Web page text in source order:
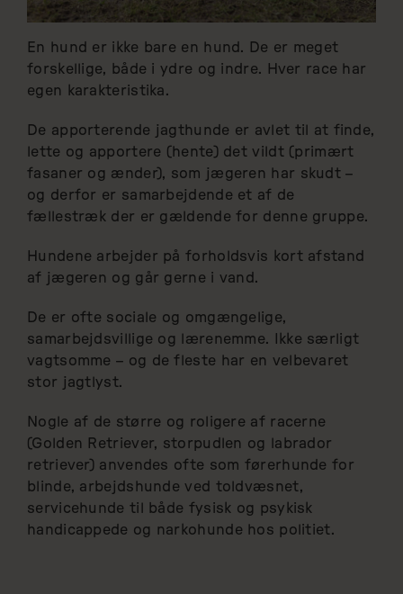
En hund er ikke bare en hund. De er meget
forskellige, både i ydre og indre. Hver race har
egen karakteristika.
De apporterende jagthunde er avlet til at finde,
lette og apportere (hente) det vildt (primært
fasaner og ænder), som jægeren har skudt –
og derfor er samarbejdende et af de
fællestræk der er gældende for denne gruppe.
Hundene arbejder på forholdsvis kort afstand
af jægeren og går gerne i vand.
De er ofte sociale og omgængelige,
samarbejdsvillige og lærenemme. Ikke særligt
vagtsomme – og de fleste har en velbevaret
stor jagtlyst.
Nogle af de større og roligere af racerne
(Golden Retriever, storpudlen og labrador
retriever) anvendes ofte som førerhunde for
blinde, arbejdshunde ved toldvæsnet,
servicehunde til både fysisk og psykisk
handicappede og narkohunde hos politiet.